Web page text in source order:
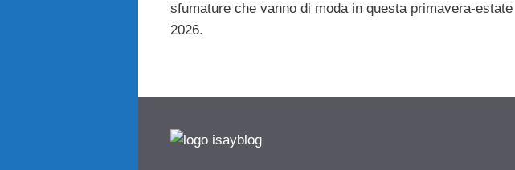
sfumature che vanno di moda in questa primavera-estate
2026.